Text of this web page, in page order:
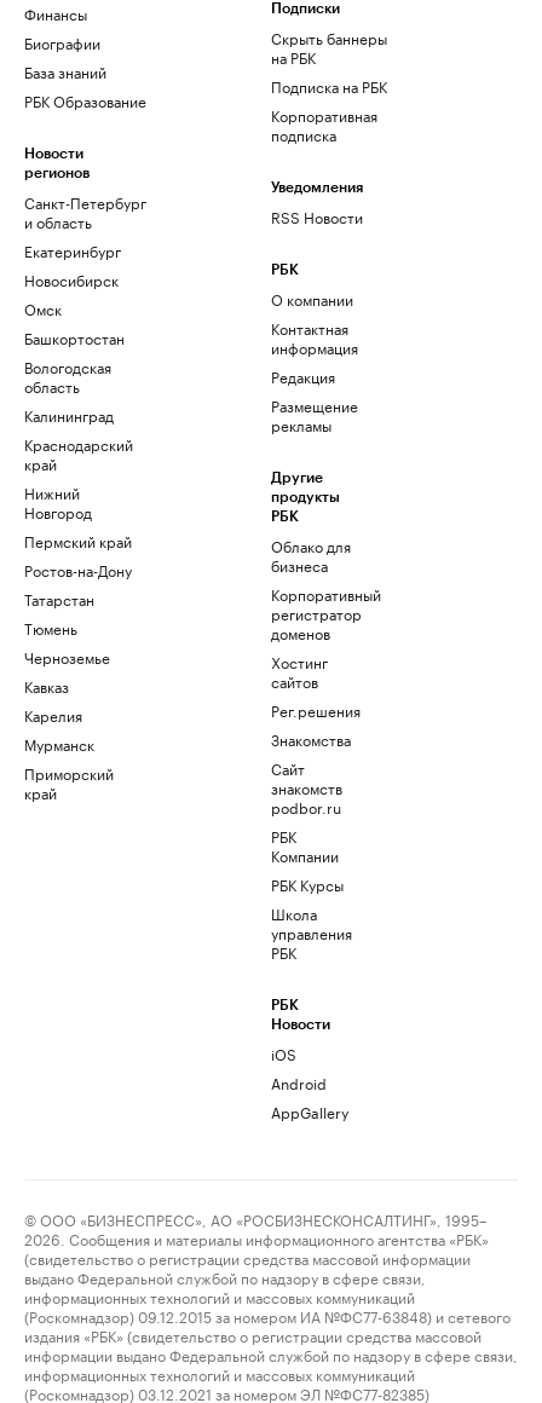
Финансы
Биографии
База знаний
РБК Образование
Новости
регионов
Санкт-Петербург
и область
Екатеринбург
Новосибирск
Омск
Башкортостан
Вологодская
область
Калининград
Краснодарский
край
Нижний
Новгород
Пермский край
Ростов-на-Дону
Татарстан
Тюмень
Черноземье
Кавказ
Карелия
Мурманск
Приморский
край
Подписки
Скрыть баннеры
на РБК
Подписка на РБК
Корпоративная
подписка
Уведомления
RSS Новости
РБК
О компании
Контактная
информация
Редакция
Размещение
рекламы
Другие
продукты
РБК
Облако для
бизнеса
Корпоративный
регистратор
доменов
Хостинг
сайтов
Рег.решения
Знакомства
Сайт
знакомств
podbor.ru
РБК
Компании
РБК Курсы
Школа
управления
РБК
РБК
Новости
iOS
Android
AppGallery
© ООО «БИЗНЕСПРЕСС», АО «РОСБИЗНЕСКОНСАЛТИНГ», 1995–
2026. Сообщения и материалы информационного агентства «РБК»
(свидетельство о регистрации средства массовой информации
выдано Федеральной службой по надзору в сфере связи,
информационных технологий и массовых коммуникаций
(Роскомнадзор) 09.12.2015 за номером ИА №ФС77-63848) и сетевого
издания «РБК» (свидетельство о регистрации средства массовой
информации выдано Федеральной службой по надзору в сфере связи,
информационных технологий и массовых коммуникаций
(Роскомнадзор) 03.12.2021 за номером ЭЛ №ФС77-82385)